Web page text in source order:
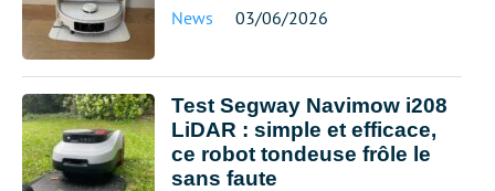
News 03/06/2026
Test Segway Navimow i208
LiDAR : simple et efficace,
ce robot tondeuse frôle le
sans faute